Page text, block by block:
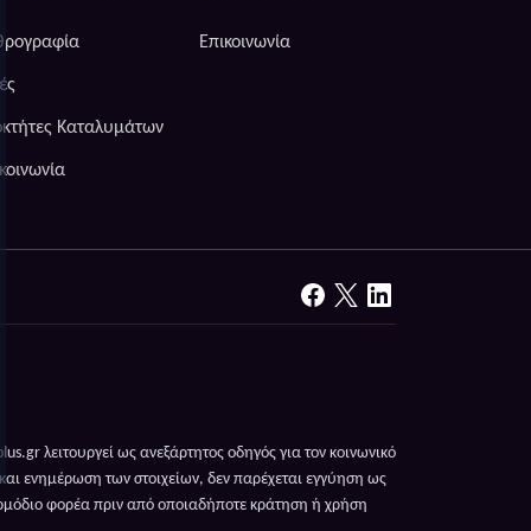
Καταλυμάτων
Επικοινωνία
λειτουργεί ως ανεξάρτητος οδηγός για τον κοινωνικό
ενημέρωση των στοιχείων, δεν παρέχεται εγγύηση ως
φορέα πριν από οποιαδήποτε κράτηση ή χρήση